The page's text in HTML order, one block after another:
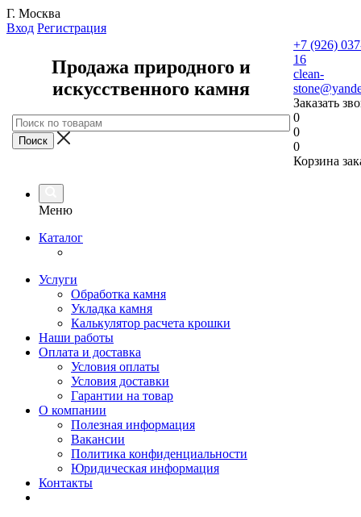
Г. Москва
Вход Регистрация
Продажа природного и
искусственного камня
+7 (926)
16
clean-
Заказать
0
0
0
Корзина
Меню
Каталог
Услуги
Обработка камня
Укладка камня
Калькулятор расчета крошки
Наши работы
Оплата и доставка
Условия оплаты
Условия доставки
Гарантии на товар
О компании
Полезная информация
Вакансии
Политика конфиденциальности
Юридическая информация
Контакты